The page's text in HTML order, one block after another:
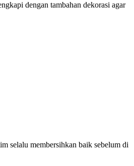
dengan tambahan dekorasi agar
selalu membersihkan baik sebelum di